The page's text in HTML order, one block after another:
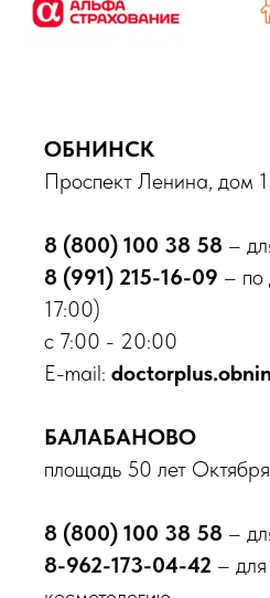
ОБНИНСК
Проспект Ленина, дом
8 (800) 100 38 58 –
8 (991) 215-16-09 –
17:00)
с 7:00 - 20:00
E-mail:
БАЛАБАНОВО
площадь 50 лет
8 (800) 100 38 58 –
8-962-173-04-42 –
ВРАЧИ ПРОТИВ